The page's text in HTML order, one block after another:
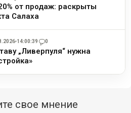
от продаж: раскрыты
Салаха
14:00:39 0
„Ливерпуля“ нужна
свое мнение